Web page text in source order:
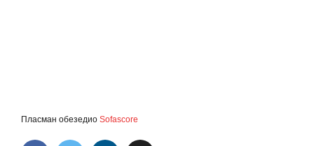
Пласман обезедио Sofascore